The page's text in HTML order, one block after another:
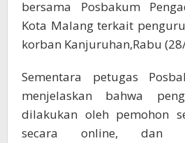
bersama Posbakum
Kota Malang terkait
korban Kanjuruhan,Rabu
Sementara petugas
menjelaskan bahwa
dilakukan oleh pemohon
secara online, dan